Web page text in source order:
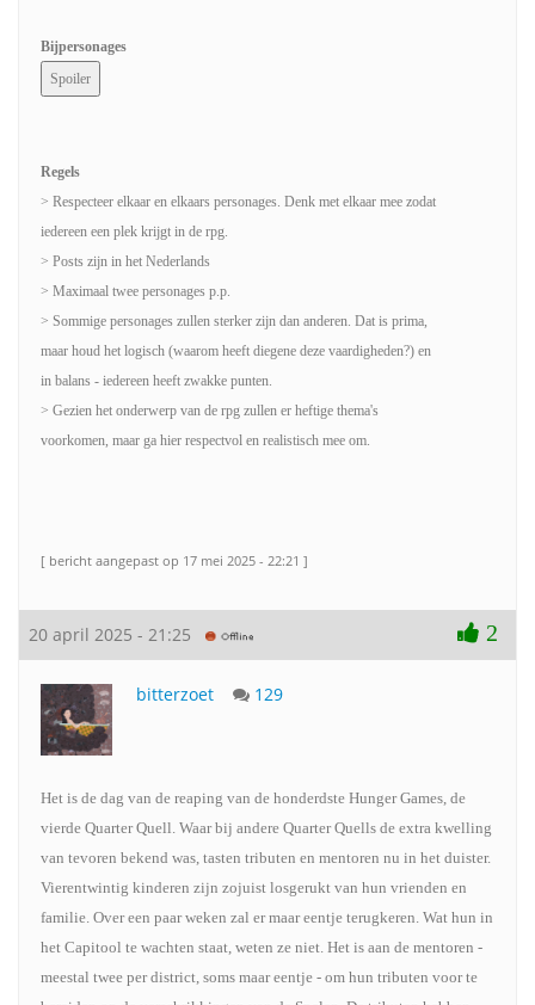
Bijpersonages
Regels
> Respecteer elkaar en elkaars personages. Denk met elkaar mee zodat
iedereen een plek krijgt in de rpg.
> Posts zijn in het Nederlands
> Maximaal twee personages p.p.
> Sommige personages zullen sterker zijn dan anderen. Dat is prima,
maar houd het logisch (waarom heeft diegene deze vaardigheden?) en
in balans - iedereen heeft zwakke punten.
> Gezien het onderwerp van de rpg zullen er heftige thema's
voorkomen, maar ga hier respectvol en realistisch mee om.
[ bericht aangepast op 17 mei 2025 - 22:21 ]
20 april 2025 - 21:25 2
bitterzoet 129
Het is de dag van de reaping van de honderdste Hunger Games, de
vierde Quarter Quell. Waar bij andere Quarter Quells de extra kwelling
van tevoren bekend was, tasten tributen en mentoren nu in het duister.
Vierentwintig kinderen zijn zojuist losgerukt van hun vrienden en
familie. Over een paar weken zal er maar eentje terugkeren. Wat hun in
het Capitool te wachten staat, weten ze niet. Het is aan de mentoren -
meestal twee per district, soms maar eentje - om hun tributen voor te